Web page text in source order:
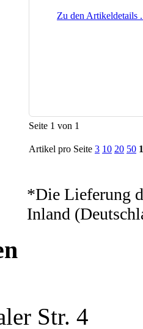
Zu den Artikeldetails
Seite 1 von 1
Artikel pro Seite 3 10 20 50
*Die Lieferung
Inland
Str. 4